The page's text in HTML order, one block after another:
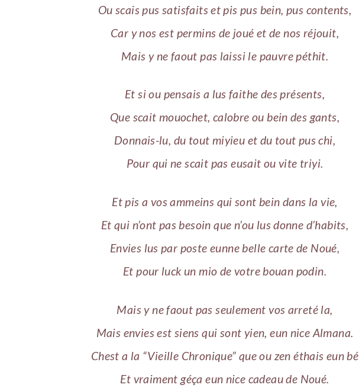
Ou scais pus satisfaits et pis pus bein, pus contents,
Car y nos est permins de joué et de nos réjouit,
Mais y ne faout pas laissi le pauvre péthit.
Et si ou pensais a lus faithe des présents,
Que scait mouochet, calobre ou bein des gants,
Donnais-lu, du tout miyieu et du tout pus chi,
Pour qui ne scait pas eusait ou vite triyi.
Et pis a vos ammeins qui sont bein dans la vie,
Et qui n’ont pas besoin que n’ou lus donne d’habits,
Envies lus par poste eunne belle carte de Noué,
Et pour luck un mio de votre bouan podin.
Mais y ne faout pas seulement vos arreté la,
Mais envies est siens qui sont yien, eun nice Almana.
Chest a la “Vieille Chronique” que ou zen éthais eun bé
Et vraiment géça eun nice cadeau de Noué.